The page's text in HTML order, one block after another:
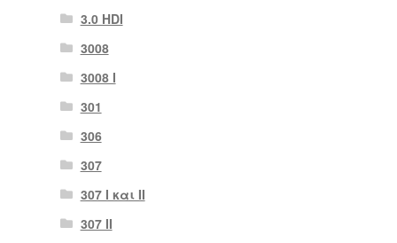
3.0 HDI
3008
3008 Ι
301
306
307
307 I και II
307 II